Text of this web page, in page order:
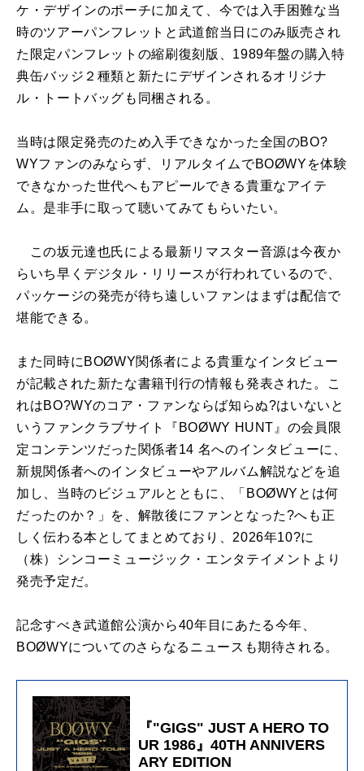
ケ・デザインのポーチに加えて、今では入手困難な当
時のツアーパンフレットと武道館当日にのみ販売され
た限定パンフレットの縮刷復刻版、1989年盤の購入特
典缶バッジ２種類と新たにデザインされるオリジナ
ル・トートバッグも同梱される。
当時は限定発売のため入手できなかった全国のBO?
WYファンのみならず、リアルタイムでBOØWYを体験
できなかった世代へもアピールできる貴重なアイテ
ム。是非手に取って聴いてみてもらいたい。
この坂元達也氏による最新リマスター音源は今夜か
らいち早くデジタル・リリースが行われているので、
パッケージの発売が待ち遠しいファンはまずは配信で
堪能できる。
また同時にBOØWY関係者による貴重なインタビュー
が記載された新たな書籍刊行の情報も発表された。こ
れはBO?WYのコア・ファンならば知らぬ?はいないと
いうファンクラブサイト『BOØWY HUNT』の会員限
定コンテンツだった関係者14 名へのインタビューに、
新規関係者へのインタビューやアルバム解説などを追
加し、当時のビジュアルとともに、「BOØWYとは何
だったのか？」を、解散後にファンとなった?へも正
しく伝わる本としてまとめており、2026年10?に
（株）シンコーミュージック・エンタテイメントより
発売予定だ。
記念すべき武道館公演から40年目にあたる今年、
BOØWYについてのさらなるニュースも期待される。
『"GIGS" JUST A HERO TO
UR 1986』40TH ANNIVERS
ARY EDITION